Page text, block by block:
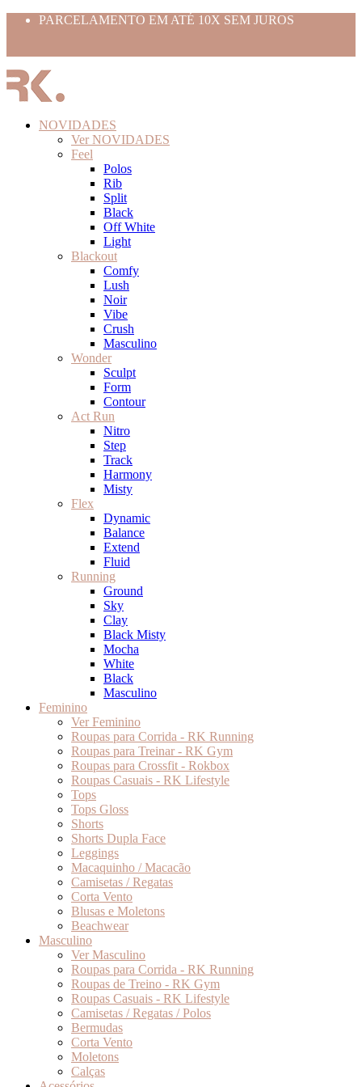
PARCELAMENTO EM ATÉ 10X SEM JUROS
NOVIDADES
Ver NOVIDADES
Feel
Polos
Rib
Split
Black
Off White
Light
Blackout
Comfy
Lush
Noir
Vibe
Crush
Masculino
Wonder
Sculpt
Form
Contour
Act Run
Nitro
Step
Track
Harmony
Misty
Flex
Dynamic
Balance
Extend
Fluid
Running
Ground
Sky
Clay
Black Misty
Mocha
White
Black
Masculino
Feminino
Ver Feminino
Roupas para Corrida - RK Running
Roupas para Treinar - RK Gym
Roupas para Crossfit - Rokbox
Roupas Casuais - RK Lifestyle
Tops
Tops Gloss
Shorts
Shorts Dupla Face
Leggings
Macaquinho / Macacão
Camisetas / Regatas
Corta Vento
Blusas e Moletons
Beachwear
Masculino
Ver Masculino
Roupas para Corrida - RK Running
Roupas de Treino - RK Gym
Roupas Casuais - RK Lifestyle
Camisetas / Regatas / Polos
Bermudas
Corta Vento
Moletons
Calças